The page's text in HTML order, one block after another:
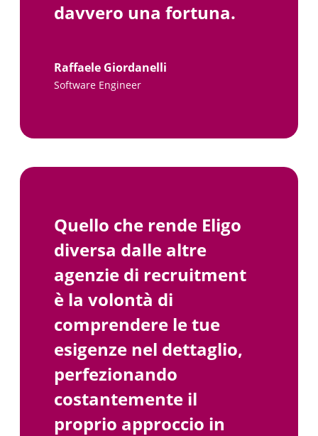
davvero una fortuna.
Raffaele Giordanelli
Software Engineer
Quello che rende Eligo
diversa dalle altre
agenzie di recruitment
è la volontà di
comprendere le tue
esigenze nel dettaglio,
perfezionando
costantemente il
proprio approccio in